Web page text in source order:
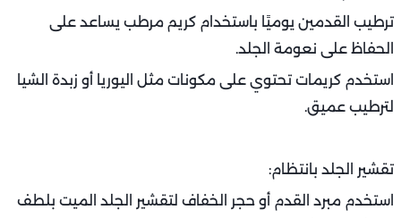
ترطيب القدمين يوميًا باستخدام كريم مرطب يساعد على
الحفاظ على نعومة الجلد.
استخدم كريمات تحتوي على مكونات مثل اليوريا أو زبدة الشيا
لترطيب عميق.
تقشير الجلد بانتظام:
استخدم مبرد القدم أو حجر الخفاف لتقشير الجلد الميت بلطف